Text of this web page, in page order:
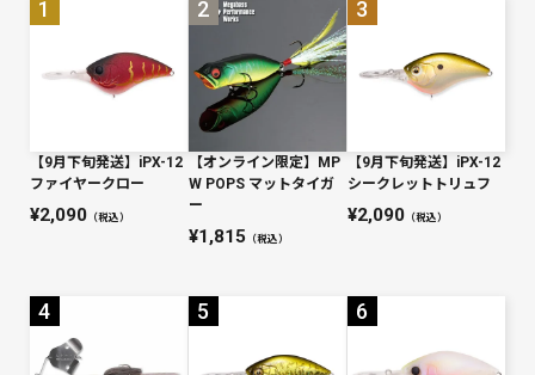
【9月下旬発送】iPX-12
ファイヤークロー
2,090 （税込）
【オンライン限定】MP
W POPS マットタイガ
ー
1,815 （税込）
【9月下旬発送】iPX-12
シークレットトリュフ
2,090 （税込）